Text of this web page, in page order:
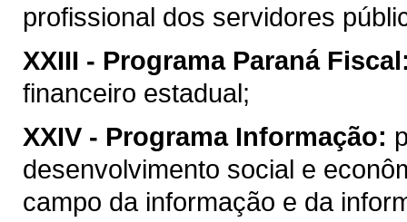
profissional dos servidores
XXIII - Programa Paraná
financeiro estadual;
XXIV - Programa Informação:
desenvolvimento social e
campo da informação e da